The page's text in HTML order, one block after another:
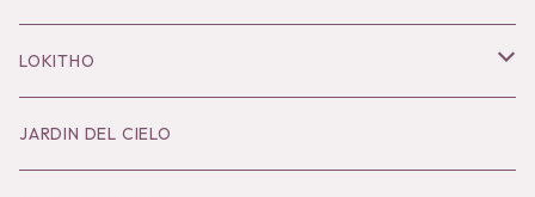
Bracelet／Bangle
Ring
Tops
Bottoms
Necklace
Pierce
LOKITHO
Tops
JARDIN DEL CIELO